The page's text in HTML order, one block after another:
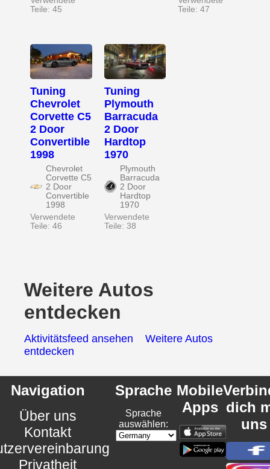
Teile: 45
Teile: 47
Tuning
Chevrolet
Corvette C5
2 Door
Convertible
1998
Chevrolet
Corvette C5
2 Door
Convertible
1998
Verwendete
Teile: 46
Tuning
Plymouth
Barracuda
2 Door
Hardtop
1970
Plymouth
Barracuda
2 Door
Hardtop
1970
Verwendete
Teile: 38
Weitere Autos
entdecken
Aktivitätsfeed ansehen
Weitere Autos
entdecken
Navigation
Über uns
Kontakt
Privatheit
Sprache
Sprache
auswählen:
Mobile
Apps dich
uns